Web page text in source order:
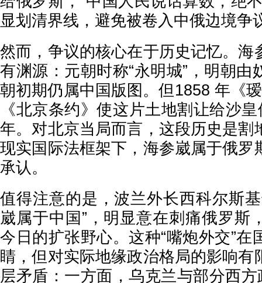
显划清界线，避免被卷入中俄边境争
然而，争议的核心在于历史记忆。海
有渊源：元朝时称“永明城”，明朝由
朝初期仍属中国版图。但1858 年《
《北京条约》使这片土地割让给沙
年。对北京当局而言，这段历史是割
现实国际法框架下，海参崴属于俄罗
承认。
值得注意的是，波兰外长西科尔斯
崴属于中国”，明显意在刺痛俄罗斯
今日的扩张野心。这种“嘴炮外交”在
睛，但对实际地缘政治格局的影响有
层矛盾：一方面，乌克兰与部分西方